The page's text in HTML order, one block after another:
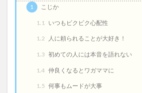
1 こじか
1.1 いつもビクビク心配性
1.2 人に頼られることが大好き！
1.3 初めての人には本音を語れない
1.4 仲良くなるとワガママに
1.5 何事もムードが大事